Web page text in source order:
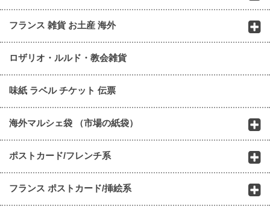
フランス 雑貨 お土産 海外
ロザリオ・ルルド・教会雑貨
味紙 ラベル チケット 伝票
海外マルシェ袋 （市場の紙袋）
ポストカード/フレンチ系
フランス ポストカード/挿絵系